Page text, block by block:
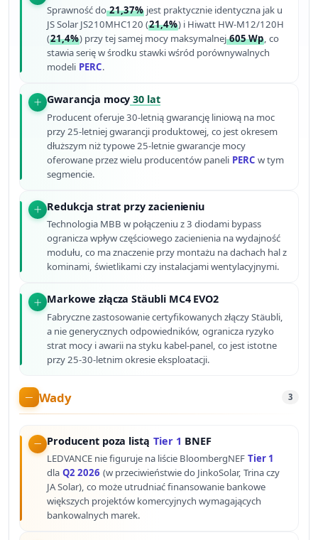
Sprawność do21,37% jest praktycznie identyczna jak u
JS Solar JS210MHC120 (21,4%) i Hiwatt HW-M12/120H
(21,4%) przy tej samej mocy maksymalnej605 Wp, co
stawia serię w środku stawki wśród porównywalnych
modeli PERC.
Gwarancja mocy 30 lat
Producent oferuje 30-letnią gwarancję liniową na moc
przy 25-letniej gwarancji produktowej, co jest okresem
dłuższym niż typowe 25-letnie gwarancje mocy
oferowane przez wielu producentów paneli PERC w tym
segmencie.
Redukcja strat przy zacienieniu
Technologia MBB w połączeniu z 3 diodami bypass
ogranicza wpływ częściowego zacienienia na wydajność
modułu, co ma znaczenie przy montażu na dachach hal z
kominami, świetlikami czy instalacjami wentylacyjnymi.
Markowe złącza Stäubli MC4 EVO2
Fabryczne zastosowanie certyfikowanych złączy Stäubli,
a nie generycznych odpowiedników, ogranicza ryzyko
strat mocy i awarii na styku kabel-panel, co jest istotne
przy 25-30-letnim okresie eksploatacji.
Wady 3
Producent poza listą Tier 1 BNEF
LEDVANCE nie figuruje na liście BloombergNEF Tier 1
dla Q2 2026 (w przeciwieństwie do JinkoSolar, Trina czy
JA Solar), co może utrudniać finansowanie bankowe
większych projektów komercyjnych wymagających
bankowalnych marek.